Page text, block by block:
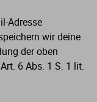
Adresse
wir deine
der oben
6 Abs. 1 S. 1 lit.